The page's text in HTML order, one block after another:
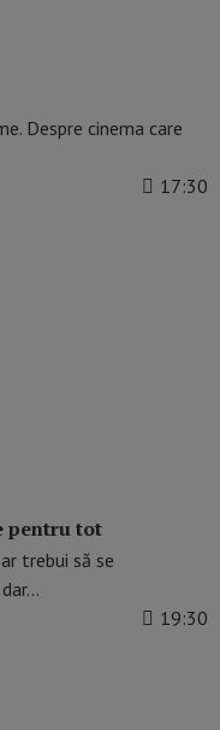
Despre cinema care
17:30
pentru tot
trebui să se
19:30